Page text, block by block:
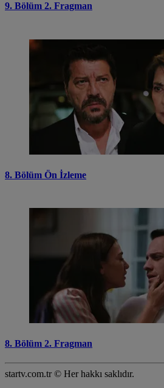
9. Bölüm 2. Fragman
8. Bölüm Ön İzleme
8. Bölüm 2. Fragman
startv.com.tr © Her hakkı saklıdır.